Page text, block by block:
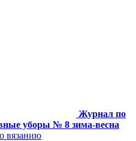
Журнал по
уборы № 8 зима-весна
вязанию